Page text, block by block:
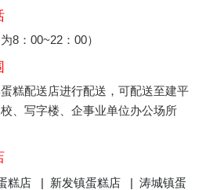
8：00~22：00）
糕配送店进行配送，可配送至建平
、写字楼、企事业单位办公场所
糕店 | 新发镇蛋糕店 |涛城镇蛋